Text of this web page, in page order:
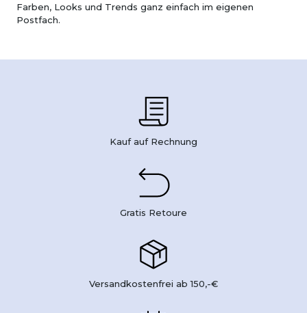
Farben, Looks und Trends ganz einfach im eigenen
Postfach.
Kauf auf Rechnung
Gratis Retoure
Versandkostenfrei ab 150,-€